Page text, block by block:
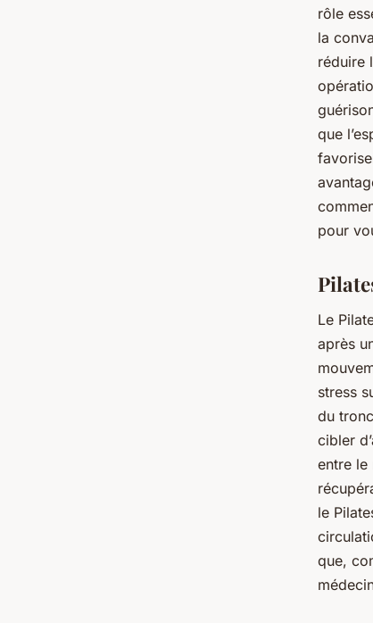
rôle
la
réduire
que
pour
Le
après
stress
du
cibler
entre le
le
que,